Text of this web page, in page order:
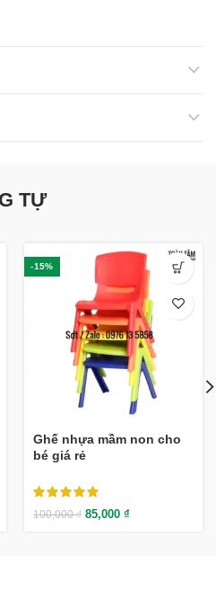
TỰ
-15%
Ghế nhựa mầm non cho
bé giá rẻ
100,000₫ 85,000 ₫